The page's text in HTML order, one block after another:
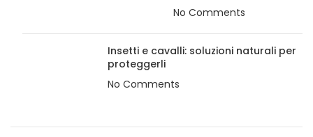
No Comments
Insetti e cavalli: soluzioni naturali per
proteggerli
No Comments